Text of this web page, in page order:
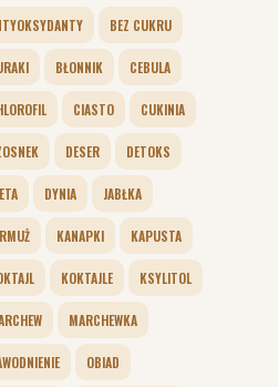
BEZ CUKRU
BŁONNIK CEBULA
CIASTO CUKINIA
DESER DETOKS
DYNIA JABŁKA
KANAPKI KAPUSTA
KOKTAJLE KSYLITOL
MARCHEWKA
OBIAD